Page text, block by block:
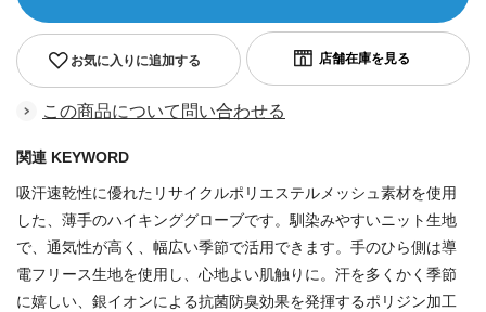
お気に入りに追加する
この商品について問い合わせる
関連 KEYWORD
吸汗速乾性に優れたリサイクルポリエステルメッシュ素材を使用
した、薄手のハイキンググローブです。馴染みやすいニット生地
で、通気性が高く、幅広い季節で活用できます。手のひら側は導
電フリース生地を使用し、心地よい肌触りに。汗を多くかく季節
に嬉しい、銀イオンによる抗菌防臭効果を発揮するポリジン加工